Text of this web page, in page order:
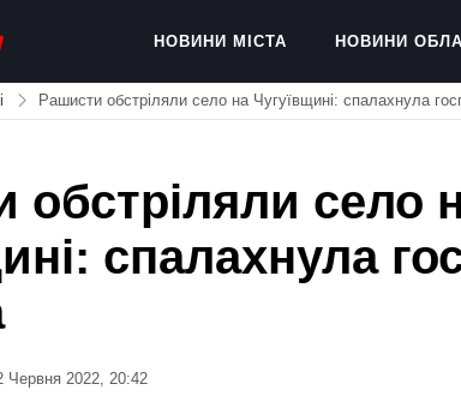
НОВИНИ МІСТА НОВИНИ
Рашисти обстріляли село на Чугуївщині: спалахнула
обстріляли село
спалахнула
Червня 2022, 20:42